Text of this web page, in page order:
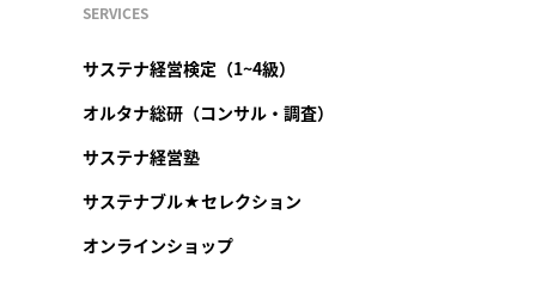
SERVICES
サステナ経営検定（1~4級）
オルタナ総研（コンサル・調査）
サステナ経営塾
サステナブル★セレクション
オンラインショップ